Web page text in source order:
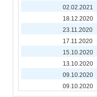
02.02.2021
18.12.2020
23.11.2020
17.11.2020
15.10.2020
13.10.2020
09.10.2020
09.10.2020